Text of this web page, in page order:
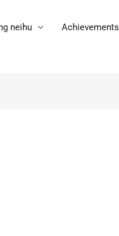
neihu Achievements